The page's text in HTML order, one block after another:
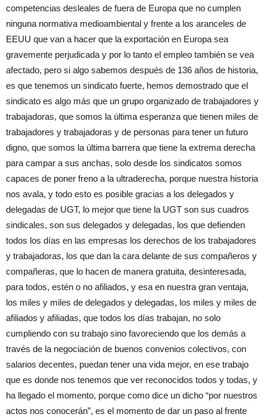
competencias desleales de fuera de Europa que no cumplen
ninguna normativa medioambiental y frente a los aranceles de
EEUU que van a hacer que la exportación en Europa sea
gravemente perjudicada y por lo tanto el empleo también se vea
afectado, pero si algo sabemos después de 136 años de historia,
es que tenemos un sindicato fuerte, hemos demostrado que el
sindicato es algo más que un grupo organizado de trabajadores y
trabajadoras, que somos la última esperanza que tienen miles de
trabajadores y trabajadoras y de personas para tener un futuro
digno, que somos la última barrera que tiene la extrema derecha
para campar a sus anchas, solo desde los sindicatos somos
capaces de poner freno a la ultraderecha, porque nuestra historia
nos avala, y todo esto es posible gracias a los delegados y
delegadas de UGT, lo mejor que tiene la UGT son sus cuadros
sindicales, son sus delegados y delegadas, los que defienden
todos los días en las empresas los derechos de los trabajadores
y trabajadoras, los que dan la cara delante de sus compañeros y
compañeras, que lo hacen de manera gratuita, desinteresada,
para todos, estén o no afiliados, y esa en nuestra gran ventaja,
los miles y miles de delegados y delegadas, los miles y miles de
afiliados y afiliadas, que todos los días trabajan, no solo
cumpliendo con su trabajo sino favoreciendo que los demás a
través de la negociación de buenos convenios colectivos, con
salarios decentes, puedan tener una vida mejor, en ese trabajo
que es donde nos tenemos que ver reconocidos todos y todas, y
ha llegado el momento, porque como dice un dicho “por nuestros
actos nos conocerán”, es el momento de dar un paso al frente